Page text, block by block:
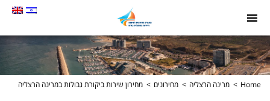
כקישור
לעמוד
הבית
Home מרינה הרצליה מחירונים מחירון שירות ביקורת גבולות במרינה הרצליה